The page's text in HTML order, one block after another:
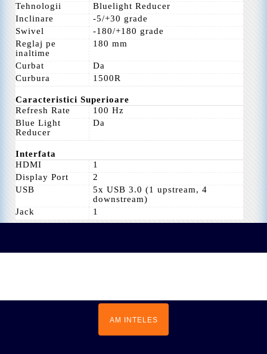
Tehnologii
Bluelight Reducer
Inclinare
-5/+30 grade
Swivel
-180/+180 grade
Reglaj pe
inaltime
180 mm
Curbat
Da
Curbura
1500R
Caracteristici Superioare
Refresh Rate
100 Hz
Blue Light
Reducer
Da
Interfata
HDMI
1
Display Port
2
USB
5x USB 3.0 (1 upstream, 4
downstream)
Jack
1
EXTRA
CONTUL TĂU
AM INTELES